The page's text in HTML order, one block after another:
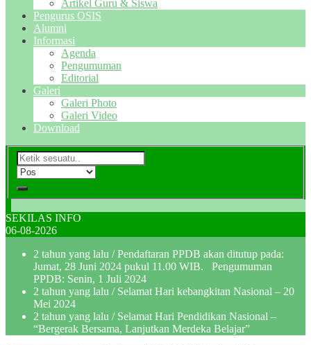
Artikel Guru & Siswa
Pengurus OSIS
Alumni
Informasi
Agenda
Pengumuman
Editorial
Galeri
Galeri Photo
Galeri Video
Download
SEKILAS INFO
06-08-2026
2 tahun yang lalu / Pendaftaran PPDB akan ditutup pada:
Jumat, 28 Juni 2024 pukul 11.00 WIB. Pengumuman
PPDB: Senin, 1 Juli 2024
2 tahun yang lalu / Selamat Hari kebangkitan Nasional – 20
Mei 2024
2 tahun yang lalu / Selamat Hari Pendidikan Nasional –
“Bergerak Bersama, Lanjutkan Merdeka Belajar”